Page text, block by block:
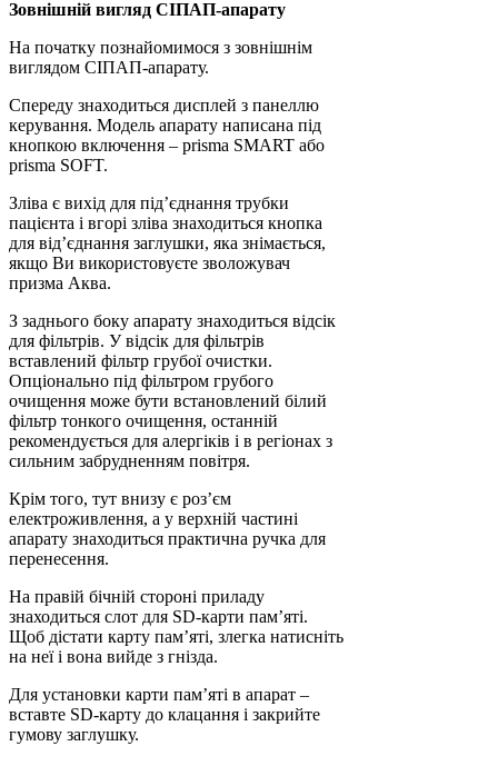
Зовнішній вигляд СІПАП-апарату
На початку познайомимося з зовнішнім
виглядом СІПАП-апарату.
Спереду знаходиться дисплей з панеллю
керування. Модель апарату написана під
кнопкою включення – prisma SMART або
prisma SOFT.
Зліва є вихід для під’єднання трубки
пацієнта і вгорі зліва знаходиться кнопка
для від’єднання заглушки, яка знімається,
якщо Ви використовуєте зволожувач
призма Аква.
З заднього боку апарату знаходиться відсік
для фільтрів. У відсік для фільтрів
вставлений фільтр грубої очистки.
Опціонально під фільтром грубого
очищення може бути встановлений білий
фільтр тонкого очищення, останній
рекомендується для алергіків і в регіонах з
сильним забрудненням повітря.
Крім того, тут внизу є роз’єм
електроживлення, а у верхній частині
апарату знаходиться практична ручка для
перенесення.
На правій бічній стороні приладу
знаходиться слот для SD-карти пам’яті.
Щоб дістати карту пам’яті, злегка натисніть
на неї і вона вийде з гнізда.
Для установки карти пам’яті в апарат –
вставте SD-карту до клацання і закрийте
гумову заглушку.